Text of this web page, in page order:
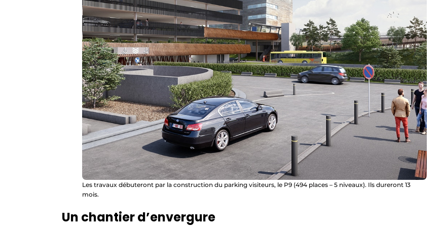
Les travaux débuteront par la construction du parking visiteurs, le P9 (494 places – 5 niveaux). Ils dureront 13
mois.
Un chantier d’envergure